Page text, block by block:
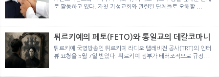
로 활동하고 있다. 자칫 기성교회와 관련된 단체들로 오해할 ...
튀르키예의 페토(FETO)와 통일교의 데칼코마니
튀르키예 국영방송인 튀르키예 라디오 텔레비전 공사(TRT)의 인터
뷰 요청을 5월 7일 받았다. 튀르키예 정부가 테러조직으로 규정...